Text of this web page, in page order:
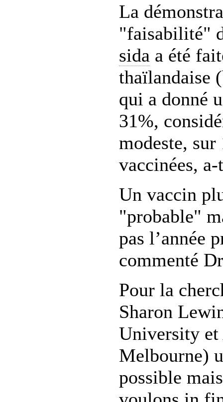
La
"faisabilité"
sida a été
thaïlandaise
qui a donné
31%,
modeste, sur
vaccinées,
Un vaccin
"probable"
pas l’année
commenté
Pour la
Sharon
University
Melbourne)
possible